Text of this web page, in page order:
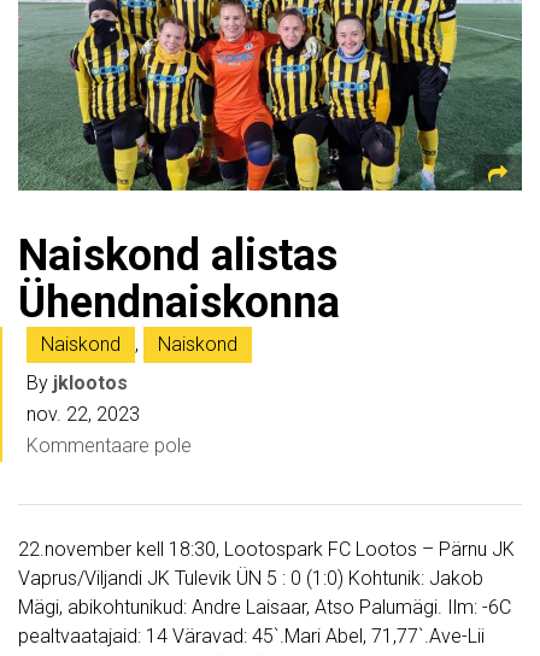
Naiskond alistas
Ühendnaiskonna
Naiskond ,
Naiskond
By jklootos
nov. 22, 2023
Kommentaare pole
22.november kell 18:30, Lootospark FC Lootos – Pärnu JK
Vaprus/Viljandi JK Tulevik ÜN 5 : 0 (1:0) Kohtunik: Jakob
Mägi, abikohtunikud: Andre Laisaar, Atso Palumägi. Ilm: -6C
pealtvaatajaid: 14 Väravad: 45`.Mari Abel, 71,77`.Ave-Lii